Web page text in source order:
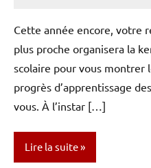
Cette année encore, votre
plus proche organisera la
scolaire pour vous montrer
progrès d’apprentissage
vous. À l’instar […]
Lire la suite